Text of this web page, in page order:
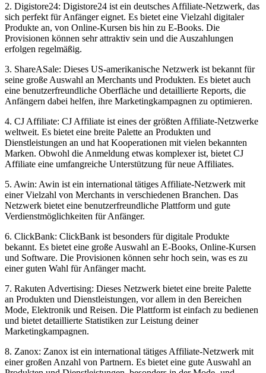
2. Digistore24: Digistore24 ist ein deutsches Affiliate-Netzwerk, das
sich perfekt für Anfänger eignet. Es bietet eine Vielzahl digitaler
Produkte an, von Online-Kursen bis hin zu E-Books. Die
Provisionen können sehr attraktiv sein und die Auszahlungen
erfolgen regelmäßig.
3. ShareASale: Dieses US-amerikanische Netzwerk ist bekannt für
seine große Auswahl an Merchants und Produkten. Es bietet auch
eine benutzerfreundliche Oberfläche und detaillierte Reports, die
Anfängern dabei helfen, ihre Marketingkampagnen zu optimieren.
4. CJ Affiliate: CJ Affiliate ist eines der größten Affiliate-Netzwerke
weltweit. Es bietet eine breite Palette an Produkten und
Dienstleistungen an und hat Kooperationen mit vielen bekannten
Marken. Obwohl die Anmeldung etwas komplexer ist, bietet CJ
Affiliate eine umfangreiche Unterstützung für neue Affiliates.
5. Awin: Awin ist ein international tätiges Affiliate-Netzwerk mit
einer Vielzahl von Merchants in verschiedenen Branchen. Das
Netzwerk bietet eine benutzerfreundliche Plattform und gute
Verdienstmöglichkeiten für Anfänger.
6. ClickBank: ClickBank ist besonders für digitale Produkte
bekannt. Es bietet eine große Auswahl an E-Books, Online-Kursen
und Software. Die Provisionen können sehr hoch sein, was es zu
einer guten Wahl für Anfänger macht.
7. Rakuten Advertising: Dieses Netzwerk bietet eine breite Palette
an Produkten und Dienstleistungen, vor allem in den Bereichen
Mode, Elektronik und Reisen. Die Plattform ist einfach zu bedienen
und bietet detaillierte Statistiken zur Leistung deiner
Marketingkampagnen.
8. Zanox: Zanox ist ein international tätiges Affiliate-Netzwerk mit
einer großen Anzahl von Partnern. Es bietet eine gute Auswahl an